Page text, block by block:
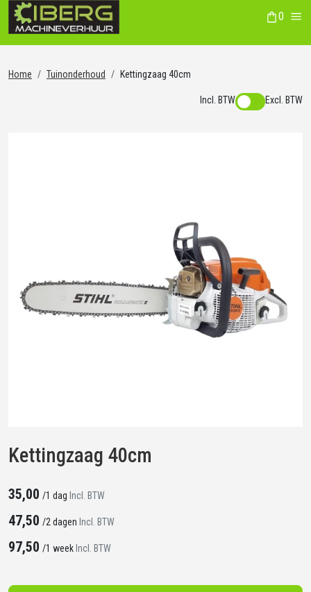
0
Home Tuinonderhoud Kettingzaag 40cm
Incl. BTW Excl. BTW
Kettingzaag 40cm
35,00 /1 dag Incl. BTW
47,50 /2 dagen Incl. BTW
97,50 /1 week Incl. BTW